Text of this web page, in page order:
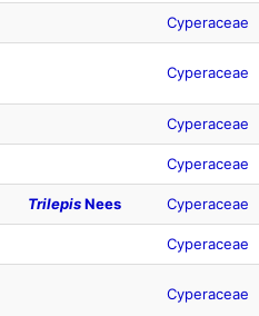
Cyperaceae
Cyperaceae
Cyperaceae
Cyperaceae
TrilepisNees Cyperaceae
Cyperaceae
Cyperaceae